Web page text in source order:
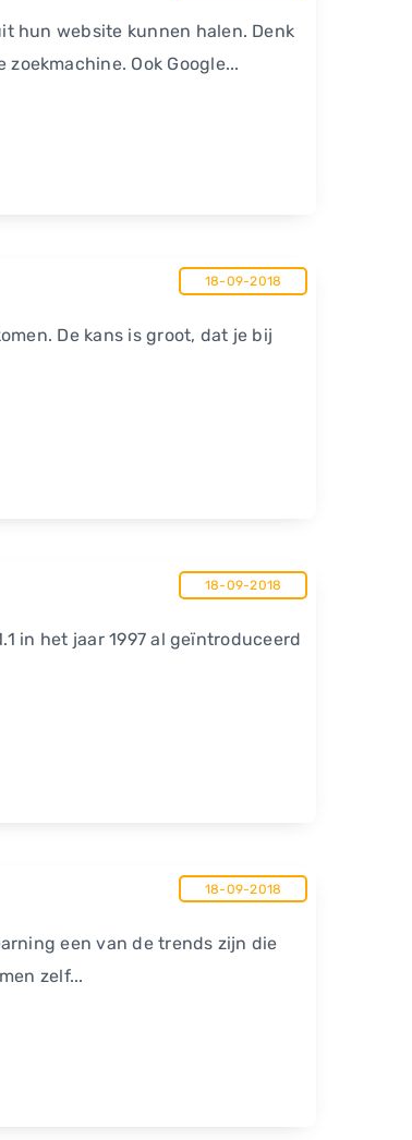
hun website kunnen halen. Denk
Ook Google...
18-09-2018
De kans is groot, dat je bij
18-09-2018
in het jaar 1997 al geïntroduceerd
18-09-2018
een van de trends zijn die
zelf...